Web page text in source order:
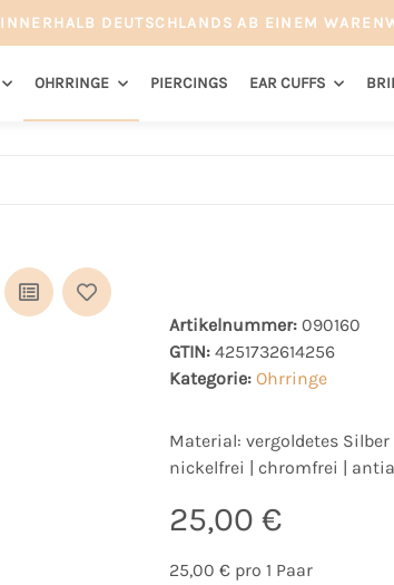
DEUTSCHLANDS AB EINEM
OHRRINGE PIERCINGS EAR CUFFS
Artikelnummer: 090160
GTIN: 4251732614256
Kategorie: Ohrringe
Material: vergoldetes Silber
nickelfrei | chromfrei |
25,00 €
25,00 € pro 1 Paar